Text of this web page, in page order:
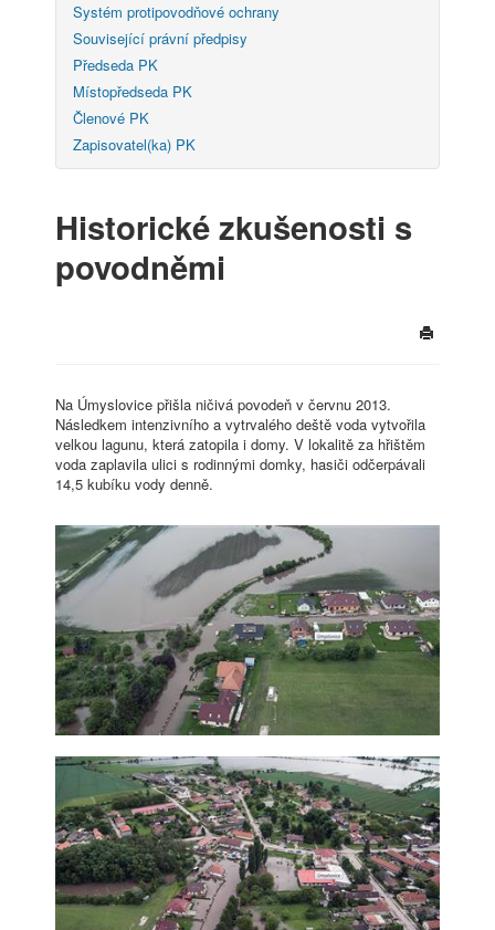
Systém protipovodňové ochrany
Související právní předpisy
Předseda PK
Místopředseda PK
Členové PK
Zapisovatel(ka) PK
Historické zkušenosti s
povodněmi
Na Úmyslovice přišla ničivá povodeň v červnu 2013.
Následkem intenzivního a vytrvalého deště voda vytvořila
velkou lagunu, která zatopila i domy. V lokalitě za hřištěm
voda zaplavila ulici s rodinnými domky, hasiči odčerpávali
14,5 kubíku vody denně.